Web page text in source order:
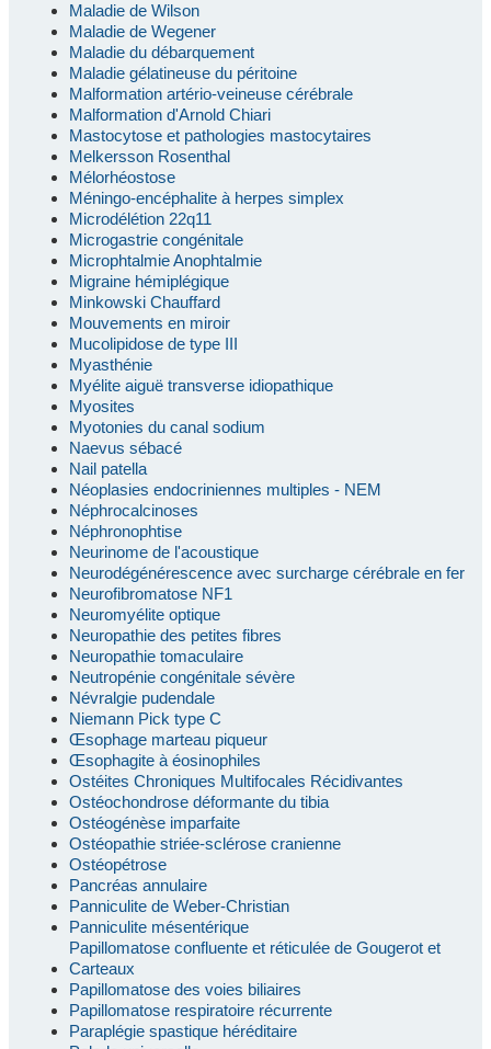
Maladie de Wilson
Maladie de Wegener
Maladie du débarquement
Maladie gélatineuse du péritoine
Malformation artério-veineuse cérébrale
Malformation d'Arnold Chiari
Mastocytose et pathologies mastocytaires
Melkersson Rosenthal
Mélorhéostose
Méningo-encéphalite à herpes simplex
Microdélétion 22q11
Microgastrie congénitale
Microphtalmie Anophtalmie
Migraine hémiplégique
Minkowski Chauffard
Mouvements en miroir
Mucolipidose de type III
Myasthénie
Myélite aiguë transverse idiopathique
Myosites
Myotonies du canal sodium
Naevus sébacé
Nail patella
Néoplasies endocriniennes multiples - NEM
Néphrocalcinoses
Néphronophtise
Neurinome de l'acoustique
Neurodégénérescence avec surcharge cérébrale en fer
Neurofibromatose NF1
Neuromyélite optique
Neuropathie des petites fibres
Neuropathie tomaculaire
Neutropénie congénitale sévère
Névralgie pudendale
Niemann Pick type C
Œsophage marteau piqueur
Œsophagite à éosinophiles
Ostéites Chroniques Multifocales Récidivantes
Ostéochondrose déformante du tibia
Ostéogénèse imparfaite
Ostéopathie striée-sclérose cranienne
Ostéopétrose
Pancréas annulaire
Panniculite de Weber-Christian
Panniculite mésentérique
Papillomatose confluente et réticulée de Gougerot et
Carteaux
Papillomatose des voies biliaires
Papillomatose respiratoire récurrente
Paraplégie spastique héréditaire